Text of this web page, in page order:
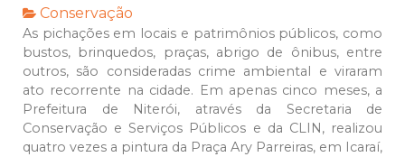
Conservação
As pichações em locais e patrimônios públicos, como
bustos, brinquedos, praças, abrigo de ônibus, entre
outros, são consideradas crime ambiental e viraram
ato recorrente na cidade. Em apenas cinco meses, a
Prefeitura de Niterói, através da Secretaria de
Conservação e Serviços Públicos e da CLIN, realizou
quatro vezes a pintura da Praça Ary Parreiras, em Icaraí,